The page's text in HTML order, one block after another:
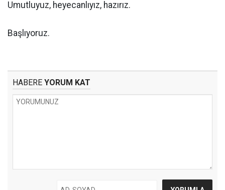
Umutluyuz, heyecanlıyız, hazırız.
Başlıyoruz.
HABERE YORUM KAT